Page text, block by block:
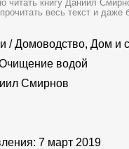
читать книгу Даниил
весь текст и
/Домоводство, Дом и
водой
Смирнов
7 март 2019